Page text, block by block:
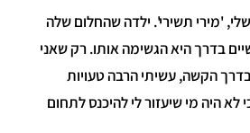
'מירי תשירי'. ילדה שהחלום שלה
בדרך היא הגשימה אותו. רק שאני
בדרך הקשה, עשיתי הרבה טעויות
לא היה מי שיעזור לי להיכנס לתחום